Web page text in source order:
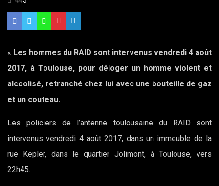
« Les hommes du RAID sont intervenus vendredi 4 août
2017, à Toulouse, pour déloger un homme violent et
alcoolisé, retranché chez lui avec une bouteille de gaz
et un couteau.
Les policiers de l’antenne toulousaine du RAID sont
intervenus vendredi 4 août 2017, dans un immeuble de la
rue Kepler, dans le quartier Jolimont, à Toulouse, vers
22h45.